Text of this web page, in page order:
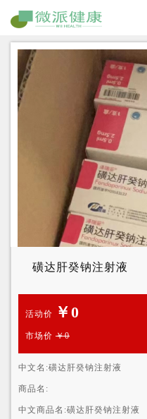
磺达肝癸钠注射液
活动价 ￥0
市场价 ￥0
中文名:磺达肝癸钠注射液
商品名:
中文商品名:磺达肝癸钠注射液